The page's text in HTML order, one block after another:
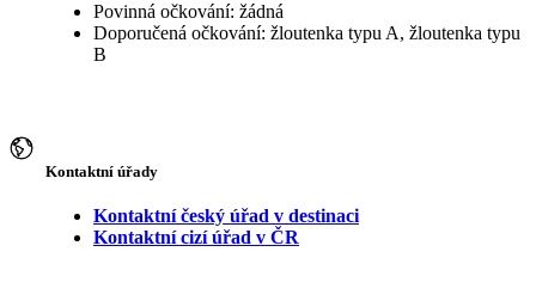
Povinná očkování: žádná
Doporučená očkování: žloutenka typu A, žloutenka typu
B
Kontaktní úřady
Kontaktní český úřad v destinaci
Kontaktní cizí úřad v ČR